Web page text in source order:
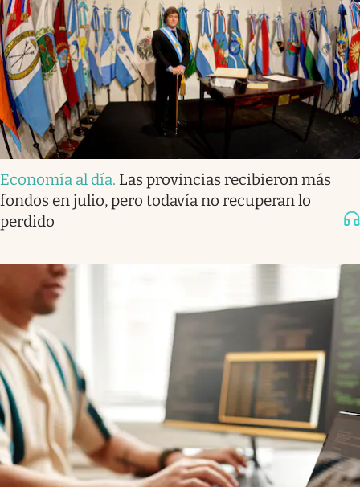
Economía al día. Las provincias recibieron más
fondos en julio, pero todavía no recuperan lo
perdido